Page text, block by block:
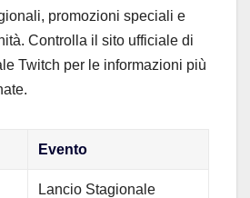
promozioni speciali e
Controlla il sito ufficiale di
Twitch per le informazioni più
Evento
Lancio Stagionale